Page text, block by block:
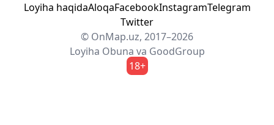
Loyiha haqidaAloqaFacebookInstagramTelegram
Twitter
© OnMap.uz, 2017–2026
Loyiha Obuna va GoodGroup
18+